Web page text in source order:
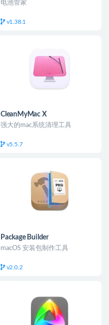
电池管家
v1.38.1
CleanMyMac X
强大的mac系统清理工具
v5.5.7
Package Builder
macOS 安装包制作工具
v2.0.2